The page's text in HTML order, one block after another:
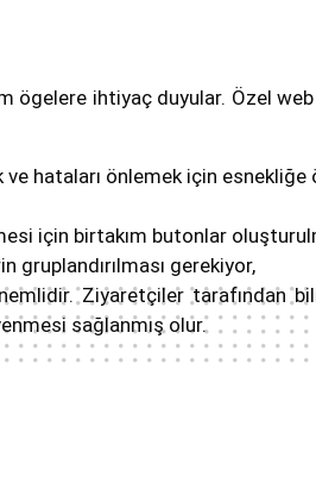
ögelere ihtiyaç duyular. Özel
hataları önlemek için esnekliğe
için birtakım butonlar
gruplandırılması gerekiyor,
Ziyaretçiler tarafından
sağlanmış olur.